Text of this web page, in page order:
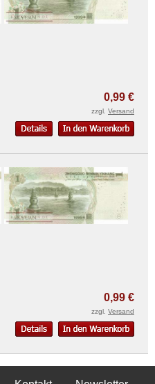
0,99 €
zzgl. Versand
0,99 €
zzgl. Versand